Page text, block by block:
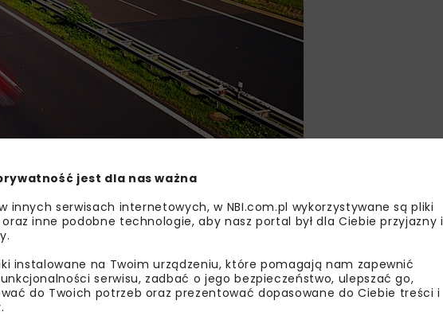
JERZY HOWIS MOSTY EKOLOGICZNE NBI MED!A
jest dla nas ważna
innych serwisach internetowych, w NBI.com.pl wykorzystywane są pliki
inne podobne technologie, aby nasz portal był dla Ciebie przyjazny i
instalowane na Twoim urządzeniu, które pomagają nam zapewnić
serwisu, zadbać o jego bezpieczeństwo, ulepszać go,
do Twoich potrzeb oraz prezentować dopasowane do Ciebie treści i